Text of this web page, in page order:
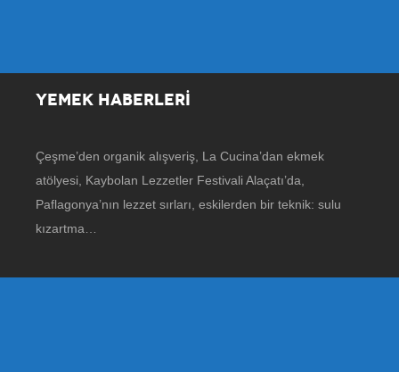
YEMEK HABERLERİ
Çeşme’den organik alışveriş, La Cucina’dan ekmek
atölyesi, Kaybolan Lezzetler Festivali Alaçatı’da,
Paflagonya’nın lezzet sırları, eskilerden bir teknik: sulu
kızartma…